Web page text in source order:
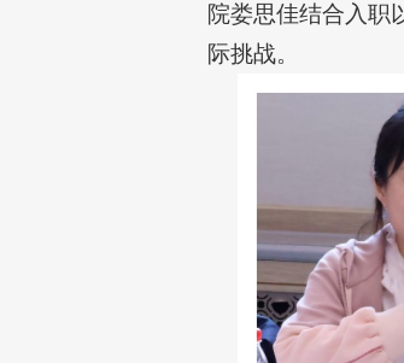
院娄思佳结合入职
际挑战。